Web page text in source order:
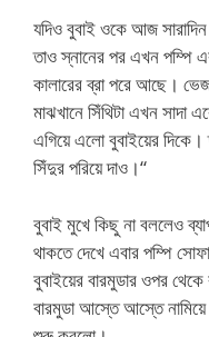
যদিও বুবাই ওকে আজ
তাও স্নানের পর এখন পম্পি
কালারের ব্রা পরে আছে।
মাঝখানে সিঁথিটা এখন সাদা
এগিয়ে এলো বুবাইয়ের
সিঁদুর পরিয়ে দাও।“
বুবাই মুখে কিছু না বললেও
থাকতে দেখে এবার পম্পি
বুবাইয়ের বারমুডার ওপর
বারমুডা আস্তে আস্তে নামিয়ে